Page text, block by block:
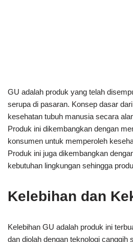
GU adalah produk yang telah
serupa di pasaran. Konsep dasar
kesehatan tubuh manusia secara
Produk ini dikembangkan dengan
konsumen untuk memperoleh
Produk ini juga dikembangkan
kebutuhan lingkungan sehingga
Kelebihan dan
Kelebihan GU adalah produk ini
dan diolah dengan teknologi canggih